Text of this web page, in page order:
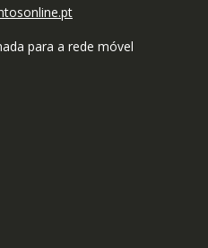
para a rede móvel